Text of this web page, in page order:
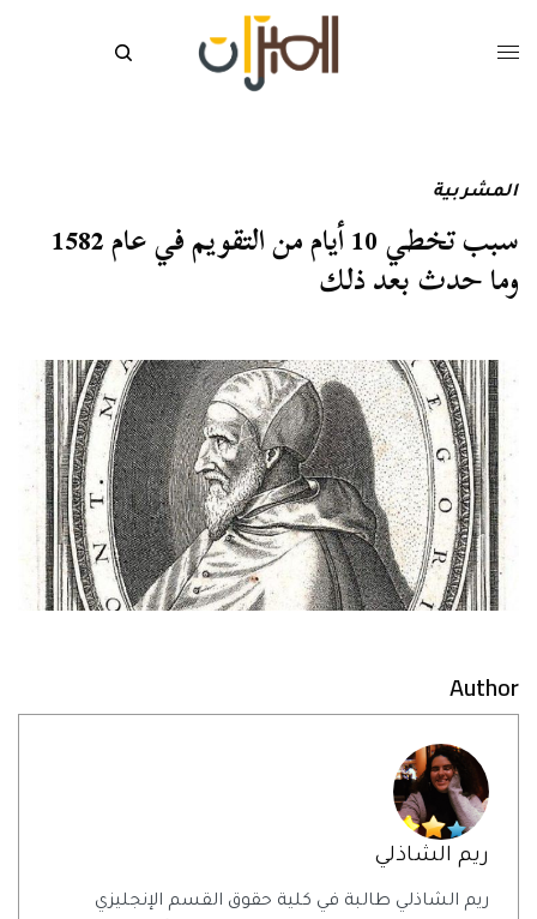
المشربية
سبب تخطي 10 أيام من التقويم في عام 1582
وما حدث بعد ذلك
Author
ريم الشاذلي
ريم الشاذلي طالبة في كلية حقوق القسم الإنجليزي